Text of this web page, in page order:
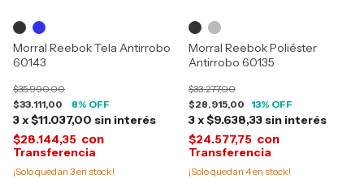
Morral Reebok Tela Antirrobo
60143
$33.111,00
$35.990,00
8% OFF
3x$11.037,00 sin interés
$28.144,35 con
¡Solo quedan 3en stock!
Morral Reebok Poliéster
Antirrobo 60135
$28.915,00
$33.277,00
13% OFF
3x$9.638,33 sin interés
$24.577,75 con
¡Solo quedan 4en stock!